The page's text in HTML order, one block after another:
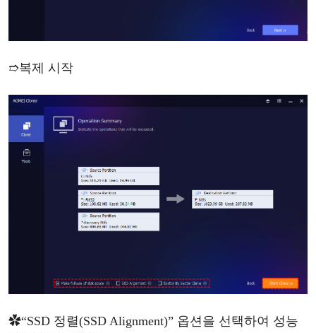
➱복제 시작
✿“SSD 정렬(SSD Alignment)” 옵션을 선택하여 성능